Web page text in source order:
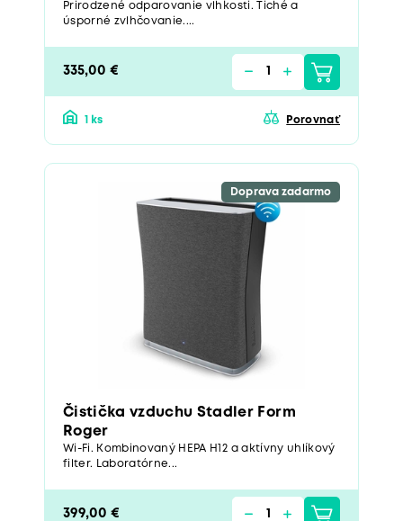
Prirodzené odparovanie vlhkosti. Tiché a
úsporné zvlhčovanie....
335,00 €
1 ks Porovnať
Doprava zadarmo
Čistička vzduchu Stadler Form
Roger
Wi-Fi. Kombinovaný HEPA H12 a aktívny uhlíkový
filter. Laboratórne...
399,00 €